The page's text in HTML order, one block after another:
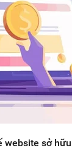
website sở